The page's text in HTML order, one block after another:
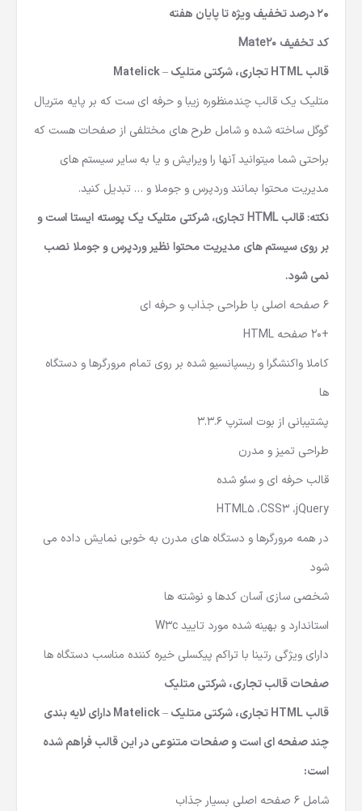
20 درصد تخفیف ویژه تا پایان هفته
کد تخفیف Mate20
قالب HTML تجاری، شرکتی متلیک – Matelick
متلیک یک قالب چندمنظوره زیبا و حرفه ای ست که بر پایه متریال
گوگل ساخته شده و شامل طرح های مختلفی از صفحات هست که
براحتی شما میتوانید آنها را ویرایش و یا به سایر سیستم های
مدیریت محتوا بمانند وردپرس و جوملا و … تبدیل کنید.
نکته: قالب HTML تجاری، شرکتی متلیک یک پوسته ایستا است و
بر روی سیستم های مدیریت محتوا نظیر وردپرس و جوملا نصب
نمی شود.
6 صفحه اصلی با طراحی جذاب و حرفه ای
+20 صفحه HTML
کاملا واکنشگرا و ریسپانسیو شده بر روی تمام مرورگرها و دستگاه
ها
پشتیبانی از بوت استرپ 3.3.6
طراحی تمیز و مدرن
قالب حرفه ای و سئو شده
HTML5 ،CSS3 ،jQuery
در همه مرورگرها و دستگاه های مدرن به خوبی نمایش داده می
شود
شخصی سازی آسان کدها و نوشته ها
استاندارد و بهینه شده مورد تایید W3c
دارای ویژگی رتینا با تراکم پیکسلی خیره کننده مناسب دستگاه ها
صفحات قالب تجاری، شرکتی متلیک
قالب HTML تجاری، شرکتی متلیک – Matelick دارای لایه بندی
چند صفحه ای است و صفحات متنوعی در این قالب فراهم شده
است:
شامل 6 صفحه اصلی بسیار جذاب